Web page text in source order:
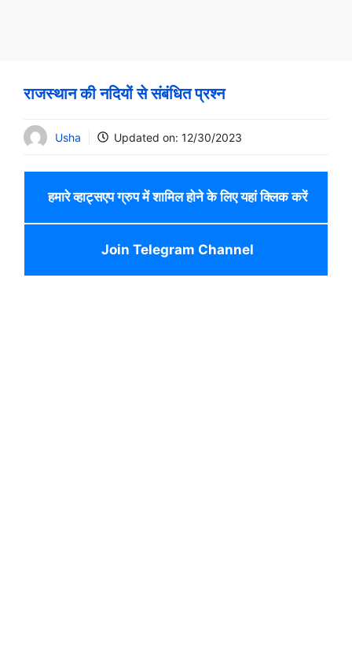
राजस्थान की नदियों से संबंधित प्रश्न
Usha Updated on: 12/30/2023
हमारे व्हाट्सएप ग्रुप में शामिल होने के लिए यहां क्लिक करें
Join Telegram Channel